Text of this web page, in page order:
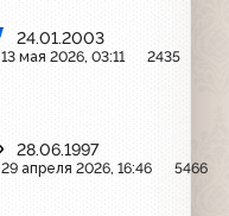
24.01.2003
13 мая 2026, 03:11 2435
28.06.1997
29 апреля 2026, 16:46 5466